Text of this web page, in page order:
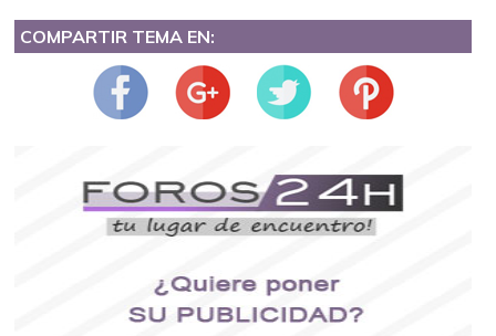
COMPARTIR TEMA EN: